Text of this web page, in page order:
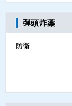
弾頭炸薬
防衛